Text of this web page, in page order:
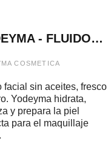
- FLUIDO
COSMETICA
facial sin aceites, fresco
Yodeyma hidrata,
y prepara la piel
para el maquillaje